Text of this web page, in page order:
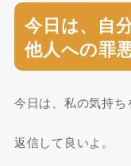
今日は、自
他人への罪
今日は、私の気持ち
返信して良いよ。